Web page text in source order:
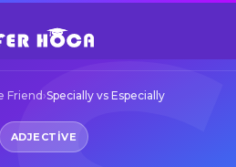
Friend ›Specially vs Especially
ADJECTIVE